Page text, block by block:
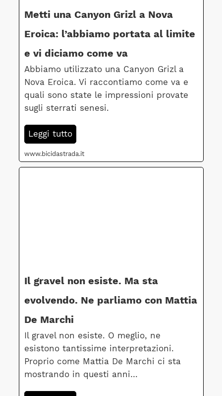
Metti una Canyon Grizl a Nova
Eroica: l’abbiamo portata al limite
e vi diciamo come va
Abbiamo utilizzato una Canyon Grizl a
Nova Eroica. Vi raccontiamo come va e
quali sono state le impressioni provate
sugli sterrati senesi.
Leggi tutto
www.bicidastrada.it
Il gravel non esiste. Ma sta
evolvendo. Ne parliamo con Mattia
De Marchi
Il gravel non esiste. O meglio, ne
esistono tantissime interpretazioni.
Proprio come Mattia De Marchi ci sta
mostrando in questi anni…